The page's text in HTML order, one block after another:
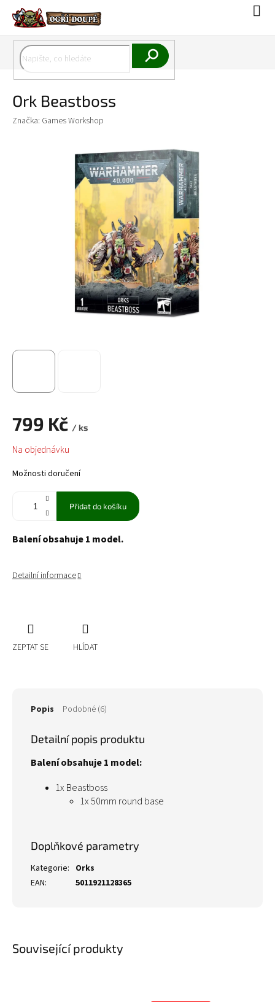
obsah
Ork Beastboss
Značka: Games Workshop
799 Kč / ks
Měrná
cena:
Na objednávku
Možnosti doručení
Přidat do košíku
Balení obsahuje 1 model.
Detailní informace
ZEPTAT SE HLÍDAT
Související produkty
Popis Podobné (6)
Detailní popis produktu
Balení obsahuje 1 model:
1x Beastboss
1x 50mm round base
Doplňkové parametry
Kategorie: Orks
EAN: 5011921128365